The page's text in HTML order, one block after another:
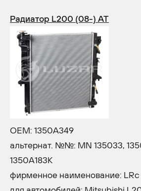
Радиатор L200 (08-) AT
OEM: 1350A349
альтернат. №№: MN 135033,
1350A183K
фирменное наименование: LRc